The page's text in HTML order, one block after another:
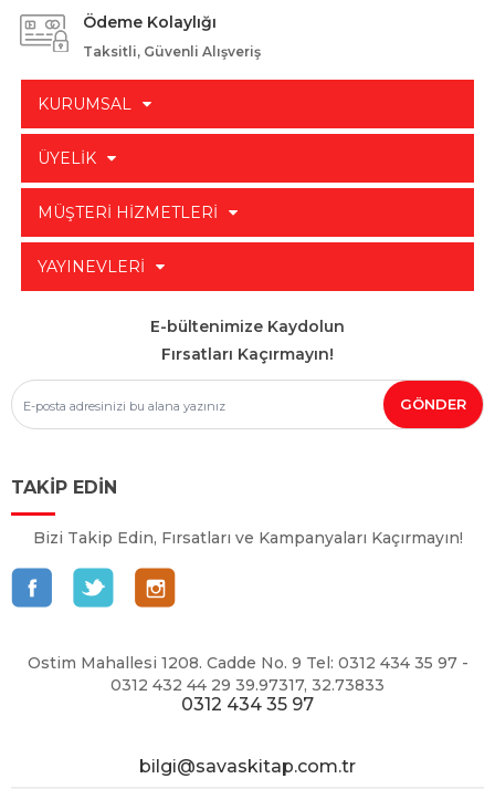
Ödeme Kolaylığı
Taksitli, Güvenli Alışveriş
KURUMSAL
ÜYELİK
MÜŞTERİ HİZMETLERİ
YAYINEVLERİ
E-bültenimize Kaydolun
Fırsatları Kaçırmayın!
TAKİP EDİN
Bizi Takip Edin, Fırsatları ve Kampanyaları Kaçırmayın!
Ostim Mahallesi 1208. Cadde No. 9 Tel: 0312 434 35 97 -
0312 432 44 29 39.97317, 32.73833
0312 434 35 97
bilgi@savaskitap.com.tr